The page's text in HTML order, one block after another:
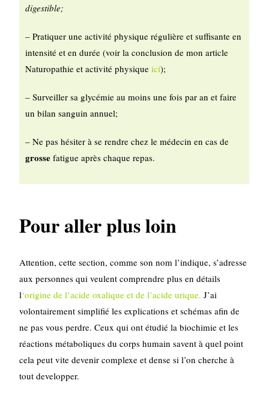
digestible;
– Pratiquer une activité physique régulière et suffisante en
intensité et en durée (voir la conclusion de mon article
Naturopathie et activité physiqueici);
– Surveiller sa glycémie au moins une fois par an et faire
un bilan sanguin annuel;
– Ne pas hésiter à se rendre chez le médecin en cas de
grosse fatigue après chaque repas.
Pour aller plus loin
Attention, cette section, comme son nom l’indique, s’adresse
aux personnes qui veulent comprendre plus en détails
l‘origine de l’acide oxalique et de l’acide urique. J’ai
volontairement simplifié les explications et schémas afin de
ne pas vous perdre. Ceux qui ont étudié la biochimie et les
réactions métaboliques du corps humain savent à quel point
cela peut vite devenir complexe et dense si l’on cherche à
tout developper.